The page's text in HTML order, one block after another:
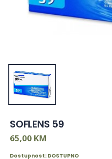
SOFLENS 59
65,00 KM
Dostupnost: DOSTUPNO